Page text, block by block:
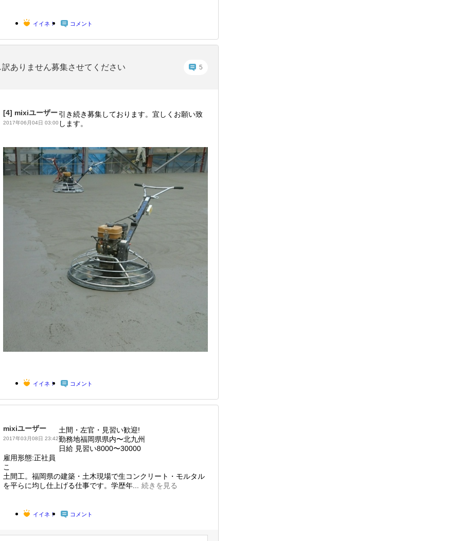
イイネ！ コメント
訳ありません募集させてください 5
[4] mixiユーザー
2017年06月04日 03:00
引き続き募集しております。宜しくお願い致
します。
イイネ！ コメント
mixiユーザー
2017年03月08日 23:42
土間・左官・見習い歓迎!
勤務地福岡県県内〜北九州
日給 見習い8000〜30000
雇用形態:正社員
こ
土間工。福岡県の建築・土木現場で生コンクリート・モルタル
を平らに均し仕上げる仕事です。学歴年...
続きを見る
イイネ！ コメント